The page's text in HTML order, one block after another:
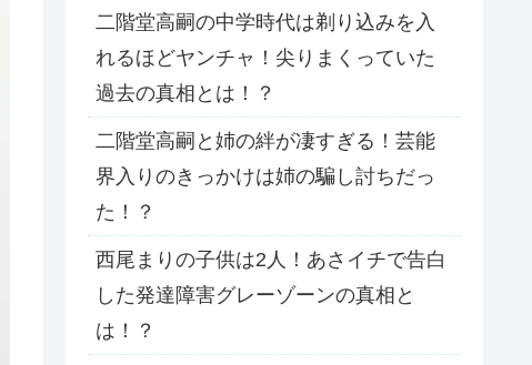
二階堂高嗣の中学時代は剃り込みを入
れるほどヤンチャ！尖りまくっていた
過去の真相とは！？
二階堂高嗣と姉の絆が凄すぎる！芸能
界入りのきっかけは姉の騙し討ちだっ
た！？
西尾まりの子供は2人！あさイチで告白
した発達障害グレーゾーンの真相と
は！？